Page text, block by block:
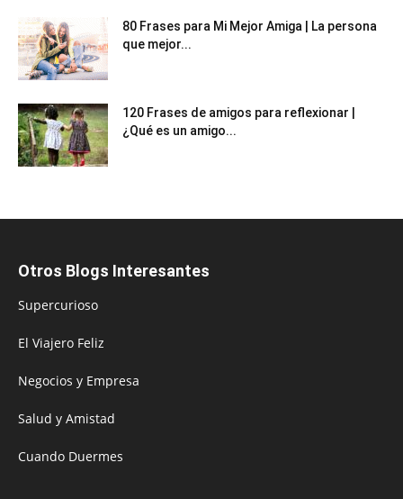
80 Frases para Mi Mejor Amiga | La persona
que mejor...
120 Frases de amigos para reflexionar |
¿Qué es un amigo...
Otros Blogs Interesantes
Supercurioso
El Viajero Feliz
Negocios y Empresa
Salud y Amistad
Cuando Duermes